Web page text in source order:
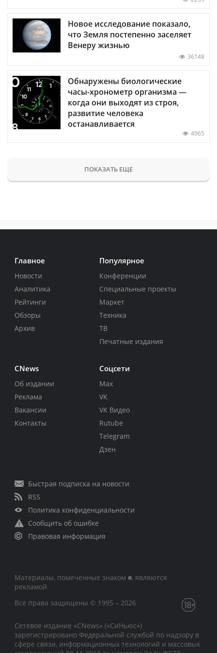
Новое исследование показало,
что Земля постепенно заселяет
Венеру жизнью
36148
Обнаружены биологические
часы-хронометр организма —
когда они выходят из строя,
развитие человека
останавливается
4965
ПОКАЗАТЬ ЕЩЕ
Главное
Новости
Аналитика
Рейтинги
Обзоры
Архив
Популярное
Конференции
Специальные проекты
Маркет
Техника
ТВ
Печатные издания
CNews
Об издании
Реклама
Вакансии
Контакты
Соцсети
Max
VK
VK Видео
Rutube
Telegram
Дзен
Быстрая подписка на новости
RSS
Политика конфиденциальности
Сообщить об ошибке
Правовая информация
Материалы, помеченные знаком ■, являются
рекламой
Все права защищены © 1995 – 2026
Сетевое издание «CNews» («СиНьюс»)
зарегистрировано Федеральной службой по надзору в
сфере связи, информационных технологий и массовых